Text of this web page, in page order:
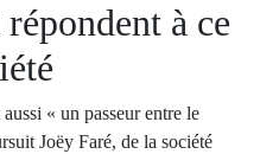
à ce
« un passeur entre le
Joëy Faré, de la société